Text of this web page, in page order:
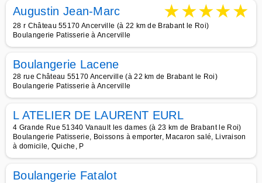
Augustin Jean-Marc ★★★★★
28 r Château 55170 Ancerville (à 22 km de Brabant le Roi)
Boulangerie Patisserie à Ancerville
Boulangerie Lacene
28 rue Château 55170 Ancerville (à 22 km de Brabant le Roi)
Boulangerie Patisserie à Ancerville
L ATELIER DE LAURENT EURL
4 Grande Rue 51340 Vanault les dames (à 23 km de Brabant le Roi)
Boulangerie Patisserie, Boissons à emporter, Macaron salé, Livraison
à domicile, Quiche, P
Boulangerie Fatalot